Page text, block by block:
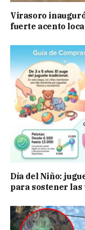
Virasoro
fuerte acento
Día del Niño:
para sostener las